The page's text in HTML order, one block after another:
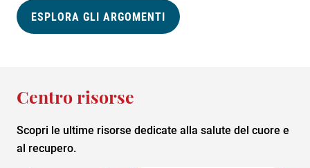
ESPLORA GLI ARGOMENTI
cardiaca
Cardiomiopatia
ipertonica
Lp(a)
Centro risorse
Scopri le ultime risorse dedicate alla salute del cuore e
al recupero.